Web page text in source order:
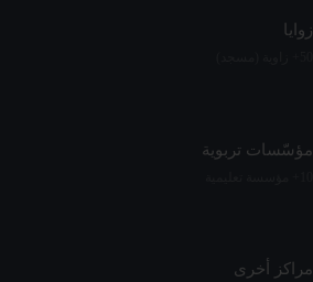
زوايا
مؤسّسات تربوية
مراكز أخرى